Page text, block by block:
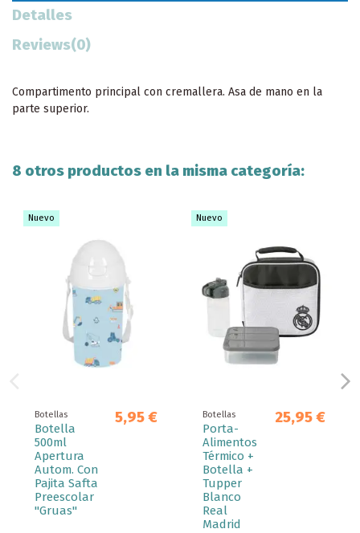
Detalles
Reviews(0)
Compartimento principal con cremallera. Asa de mano en la
parte superior.
8 otros productos en la misma categoría:
Nuevo
Botellas
Botella
500ml
Apertura
Autom. Con
Pajita Safta
Preescolar
"Gruas"
5,95 €
Nuevo
Botellas
Porta-
Alimentos
Térmico +
Botella +
Tupper
Blanco
Real
Madrid
25,95 €